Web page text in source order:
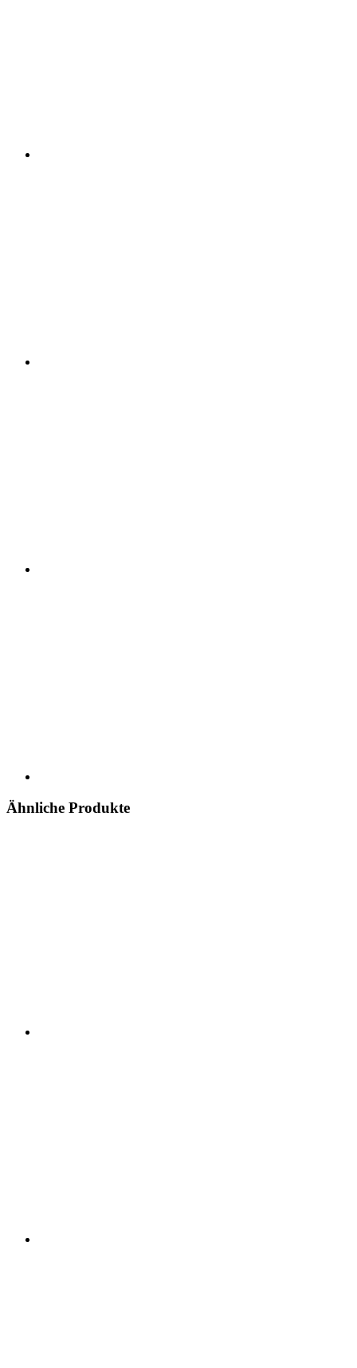
Ähnliche Produkte